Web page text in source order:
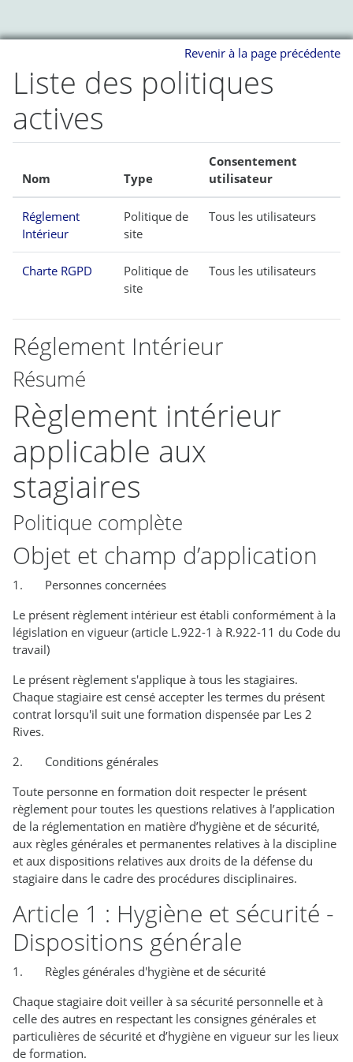
Revenir à la page précédente
Liste des politiques
actives
Nom Type
Consentement
utilisateur
Réglement
Intérieur
Politique de
site
Tous les utilisateurs
Charte RGPD
Politique de
site
Tous les utilisateurs
Réglement Intérieur
Résumé
Règlement intérieur
applicable aux
stagiaires
Politique complète
Objet et champ d’application
1. Personnes concernées
Le présent règlement intérieur est établi conformément à la
législation en vigueur (article L.922-1 à R.922-11 du Code du
travail)
Le présent règlement s'applique à tous les stagiaires.
Chaque stagiaire est censé accepter les termes du présent
contrat lorsqu'il suit une formation dispensée par Les 2
Rives.
2. Conditions générales
Toute personne en formation doit respecter le présent
règlement pour toutes les questions relatives à l’application
de la réglementation en matière d’hygiène et de sécurité,
aux règles générales et permanentes relatives à la discipline
et aux dispositions relatives aux droits de la défense du
stagiaire dans le cadre des procédures disciplinaires.
Article 1 : Hygiène et sécurité -
Dispositions générale
1. Règles générales d'hygiène et de sécurité
Chaque stagiaire doit veiller à sa sécurité personnelle et à
celle des autres en respectant les consignes générales et
particulières de sécurité et d’hygiène en vigueur sur les lieux
de formation.